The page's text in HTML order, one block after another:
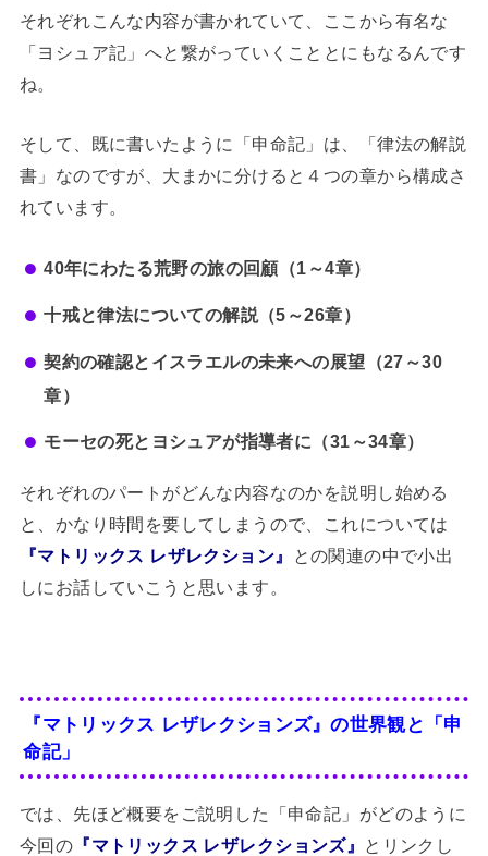
それぞれこんな内容が書かれていて、ここから有名な
「ヨシュア記」へと繋がっていくこととにもなるんです
ね。
そして、既に書いたように「申命記」は、「律法の解説
書」なのですが、大まかに分けると４つの章から構成さ
れています。
40年にわたる荒野の旅の回顧（1～4章）
十戒と律法についての解説（5～26章）
契約の確認とイスラエルの未来への展望（27～30
章）
モーセの死とヨシュアが指導者に（31～34章）
それぞれのパートがどんな内容なのかを説明し始める
と、かなり時間を要してしまうので、これについては
『マトリックス レザレクション』
との関連の中で小出
しにお話していこうと思います。
『マトリックス レザレクションズ』の世界観と「申
命記」
では、先ほど概要をご説明した「申命記」がどのように
今回の 『マトリックス レザレクションズ』
とリンクし